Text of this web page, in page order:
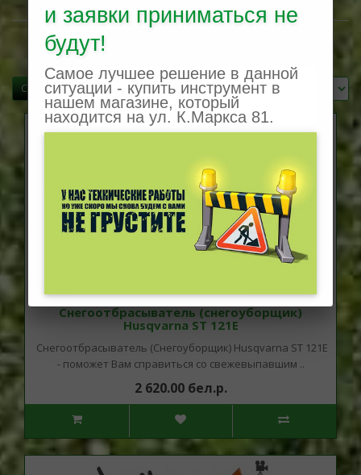
и заявки приниматься не
будут!
Самое лучшее решение в данной
ситуации - купить инструмент в
нашем магазине, который
находится на ул. К.Маркса 81.
Сортировать: Показывать:
Снегоотбрасыватель (снегоуборщик)
Husqvarna ST 121E
Снегоотбрасыватель (Снегоуборщик) Husqvarna ST 121E
- поможет Вам справиться со свежевыпавшим ..
2 620.00 бел.р.